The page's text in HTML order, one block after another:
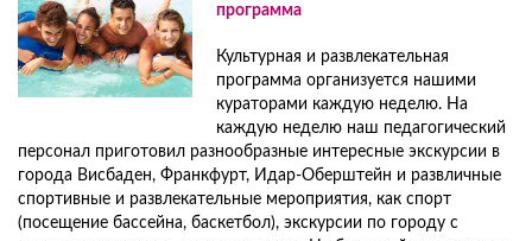
программа
Культурная и развлекательная
программа организуется нашими
кураторами каждую неделю. На
каждую неделю наш педагогический
персонал приготовил разнообразные интересные экскурсии в
города Висбаден, Франкфурт, Идар-Оберштейн и развличные
спортивные и развлекательные мероприятия, как спорт
(посещение бассейна, баскетбол), экскурсии по городу с